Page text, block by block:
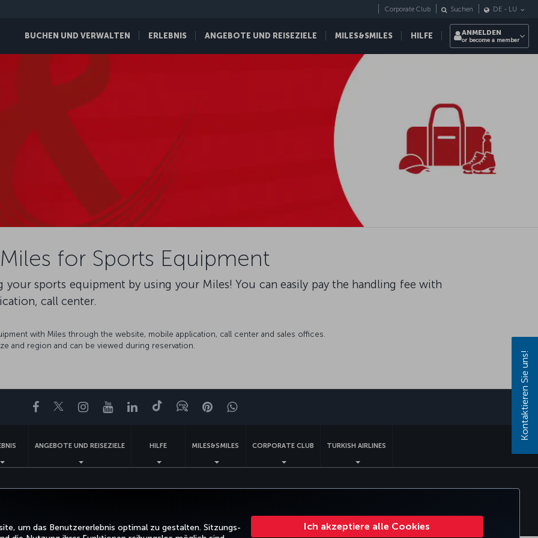
um das Benutzererlebnis optimal zu gestalten. Sitzungs-
Ich akzeptiere alle Cookies
BUCHEN UND VERWALTEN ERLEBNIS ANGEBOTE UND REISEZIELE MILES&SMILES HILFE
Corporate Club Suchen DE - LU
ANMELDEN
or become a member
Miles for Sports Equipment
sports equipment by using your Miles! You can easily pay the handling fee with
call center.
with Miles through the website, mobile application, call center and sales offices.
and region and can be viewed during reservation.
Facebook
TwitterInstagram
YouTubeLinkedIn
TikTokBlogPinterestWhatsApp
ANGEBOTE UND REISEZIELE HILFE MILES&SMILES CORPORATE CLUB TURKISH AIRLINES
Kontaktieren Sie uns!